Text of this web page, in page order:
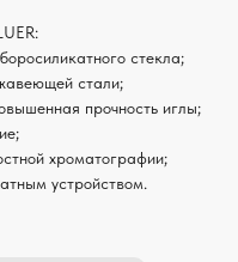
стекла;
стали;
прочность иглы;
хроматографии;
устройством.